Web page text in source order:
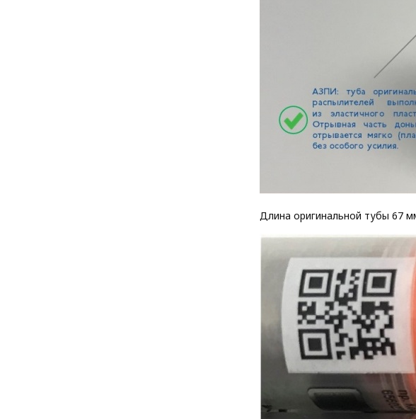
Длина оригинальной тубы 67